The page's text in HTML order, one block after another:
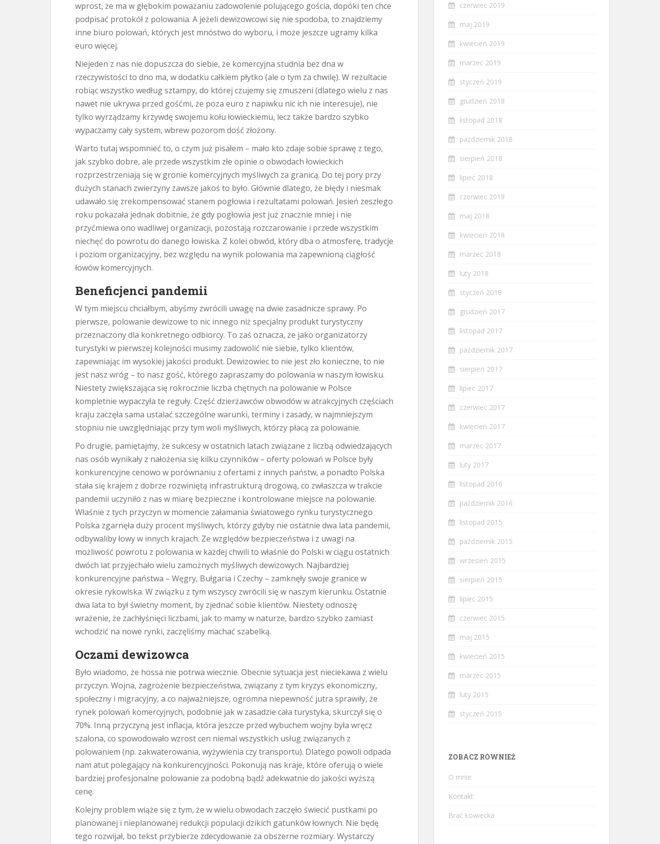
wprost, że ma w głębokim poważaniu zadowolenie polującego gościa, dopóki ten chce
podpisać protokół z polowania. A jeżeli dewizowcowi się nie spodoba, to znajdziemy
inne biuro polowań, których jest mnóstwo do wyboru, i może jeszcze ugramy kilka
euro więcej.
Niejeden z nas nie dopuszcza do siebie, że komercyjna studnia bez dna w
rzeczywistości to dno ma, w dodatku całkiem płytko (ale o tym za chwilę). W rezultacie
robiąc wszystko według sztampy, do której czujemy się zmuszeni (dlatego wielu z nas
nawet nie ukrywa przed gośćmi, że poza euro z napiwku nic ich nie interesuje), nie
tylko wyrządzamy krzywdę swojemu kołu łowieckiemu, lecz także bardzo szybko
wypaczamy cały system, wbrew pozorom dość złożony.
Warto tutaj wspomnieć to, o czym już pisałem – mało kto zdaje sobie sprawę z tego,
jak szybko dobre, ale przede wszystkim złe opinie o obwodach łowieckich
rozprzestrzeniają się w gronie komercyjnych myśliwych za granicą. Do tej pory przy
dużych stanach zwierzyny zawsze jakoś to było. Głównie dlatego, że błędy i niesmak
udawało się zrekompensować stanem pogłowia i rezultatami polowań. Jesień zeszłego
roku pokazała jednak dobitnie, że gdy pogłowia jest już znacznie mniej i nie
przyćmiewa ono wadliwej organizacji, pozostają rozczarowanie i przede wszystkim
niechęć do powrotu do danego łowiska. Z kolei obwód, który dba o atmosferę, tradycje
i poziom organizacyjny, bez względu na wynik polowania ma zapewnioną ciągłość
łowów komercyjnych.
Beneficjenci pandemii
W tym miejscu chciałbym, abyśmy zwrócili uwagę na dwie zasadnicze sprawy. Po
pierwsze, polowanie dewizowe to nic innego niż specjalny produkt turystyczny
przeznaczony dla konkretnego odbiorcy. To zaś oznacza, że jako organizatorzy
turystyki w pierwszej kolejności musimy zadowolić nie siebie, tylko klientów,
zapewniając im wysokiej jakości produkt. Dewizowiec to nie jest zło konieczne, to nie
jest nasz wróg – to nasz gość, którego zapraszamy do polowania w naszym łowisku.
Niestety zwiększająca się rokrocznie liczba chętnych na polowanie w Polsce
kompletnie wypaczyła te reguły. Część dzierżawców obwodów w atrakcyjnych częściach
kraju zaczęła sama ustalać szczególne warunki, terminy i zasady, w najmniejszym
stopniu nie uwzględniając przy tym woli myśliwych, którzy płacą za polowanie.
Po drugie, pamiętajmy, że sukcesy w ostatnich latach związane z liczbą odwiedzających
nas osób wynikały z nałożenia się kilku czynników – oferty polowań w Polsce były
konkurencyjne cenowo w porównaniu z ofertami z innych państw, a ponadto Polska
stała się krajem z dobrze rozwiniętą infrastrukturą drogową, co zwłaszcza w trakcie
pandemii uczyniło z nas w miarę bezpieczne i kontrolowane miejsce na polowanie.
Właśnie z tych przyczyn w momencie załamania światowego rynku turystycznego
Polska zgarnęła duży procent myśliwych, którzy gdyby nie ostatnie dwa lata pandemii,
odbywaliby łowy w innych krajach. Ze względów bezpieczeństwa i z uwagi na
możliwość powrotu z polowania w każdej chwili to właśnie do Polski w ciągu ostatnich
dwóch lat przyjechało wielu zamożnych myśliwych dewizowych. Najbardziej
konkurencyjne państwa – Węgry, Bułgaria i Czechy – zamknęły swoje granice w
okresie rykowiska. W związku z tym wszyscy zwrócili się w naszym kierunku. Ostatnie
dwa lata to był świetny moment, by zjednać sobie klientów. Niestety odnoszę
wrażenie, że zachłyśnięci liczbami, jak to mamy w naturze, bardzo szybko zamiast
wchodzić na nowe rynki, zaczęliśmy machać szabelką.
Oczami dewizowca
Było wiadomo, że hossa nie potrwa wiecznie. Obecnie sytuacja jest nieciekawa z wielu
przyczyn. Wojna, zagrożenie bezpieczeństwa, związany z tym kryzys ekonomiczny,
społeczny i migracyjny, a co najważniejsze, ogromna niepewność jutra sprawiły, że
rynek polowań komercyjnych, podobnie jak w zasadzie cała turystyka, skurczył się o
70%. Inną przyczyną jest inflacja, która jeszcze przed wybuchem wojny była wręcz
szalona, co spowodowało wzrost cen niemal wszystkich usług związanych z
polowaniem (np. zakwaterowania, wyżywienia czy transportu). Dlatego powoli odpada
nam atut polegający na konkurencyjności. Pokonują nas kraje, które oferują o wiele
bardziej profesjonalne polowanie za podobną bądź adekwatnie do jakości wyższą
cenę.
Kolejny problem wiąże się z tym, że w wielu obwodach zaczęło świecić pustkami po
planowanej i nieplanowanej redukcji populacji dzikich gatunków łownych. Nie będę
tego rozwijał, bo tekst przybierze zdecydowanie za obszerne rozmiary. Wystarczy
czerwiec 2019
maj 2019
kwiecień 2019
marzec 2019
styczeń 2019
grudzień 2018
listopad 2018
październik 2018
sierpień 2018
lipiec 2018
czerwiec 2018
maj 2018
kwiecień 2018
marzec 2018
luty 2018
styczeń 2018
grudzień 2017
listopad 2017
październik 2017
sierpień 2017
lipiec 2017
czerwiec 2017
kwiecień 2017
marzec 2017
luty 2017
listopad 2016
październik 2016
listopad 2015
październik 2015
wrzesień 2015
sierpień 2015
lipiec 2015
czerwiec 2015
maj 2015
kwiecień 2015
marzec 2015
luty 2015
styczeń 2015
ZOBACZ RÓWNIEŻ
O mnie
Kontakt
Brać Łowiecka